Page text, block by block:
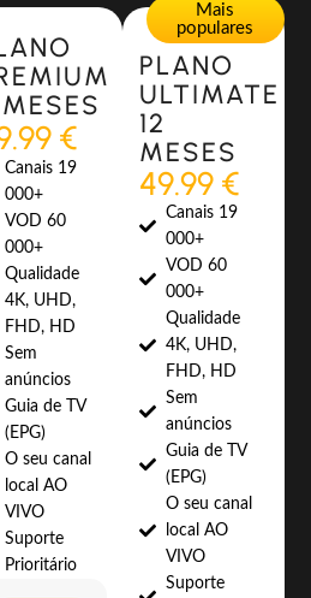
Popular
€
Canais 19
000+
VOD 60
000+
Qualidade
4K, UHD,
FHD, HD
Sem
anúncios
Guia de TV
(EPG)
O seu canal
local AO
VIVO
Suporte
Prioritário
Mais
populares
PLANO
ULTIMATE
12
MESES
49.99 €
Canais 19
000+
VOD 60
000+
Qualidade
4K, UHD,
FHD, HD
Sem
anúncios
Guia de TV
(EPG)
O seu canal
local AO
VIVO
Suporte